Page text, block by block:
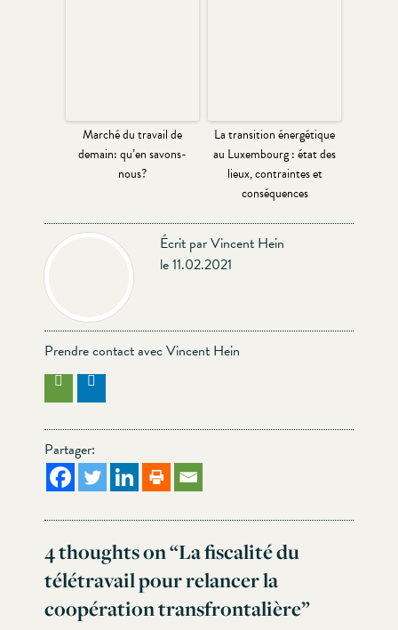
Marché du travail de
demain: qu’en savons-
nous?
La transition énergétique
au Luxembourg : état des
lieux, contraintes et
conséquences
Écrit par Vincent Hein
le 11.02.2021
Prendre contact avec Vincent Hein
Partager:
4 thoughts on “La fiscalité du
télétravail pour relancer la
coopération transfrontalière”